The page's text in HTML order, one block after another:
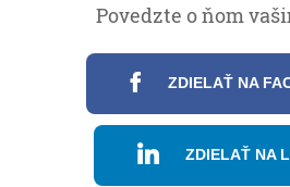
Povedzte o ňom
ZDIELAŤ NA
ZDIELAŤ NA